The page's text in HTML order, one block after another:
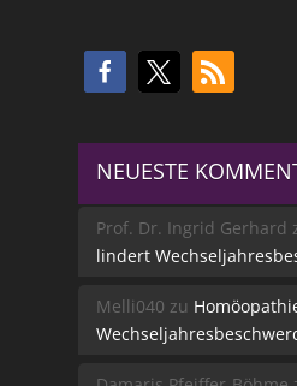
NEUESTE
Prof. Dr. Ingrid Gerhard
lindert
Melli040 zu